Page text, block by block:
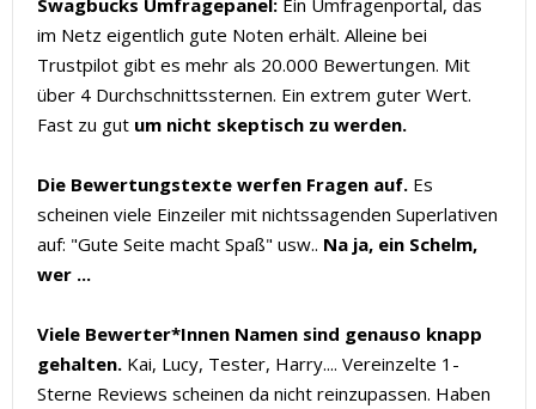
im Netz eigentlich gute Noten erhält. Alleine bei
Trustpilot gibt es mehr als 20.000 Bewertungen. Mit
über 4 Durchschnittssternen. Ein extrem guter Wert.
Fast zu gut um nicht skeptisch zu werden.
Die Bewertungstexte werfen Fragen auf. Es
scheinen viele Einzeiler mit nichtssagenden Superlativen
auf: "Gute Seite macht Spaß" usw.. Na ja, ein Schelm,
wer ...
Viele Bewerter*Innen Namen sind genauso knapp
gehalten. Kai, Lucy, Tester, Harry.... Vereinzelte 1-
Sterne Reviews scheinen da nicht reinzupassen. Haben